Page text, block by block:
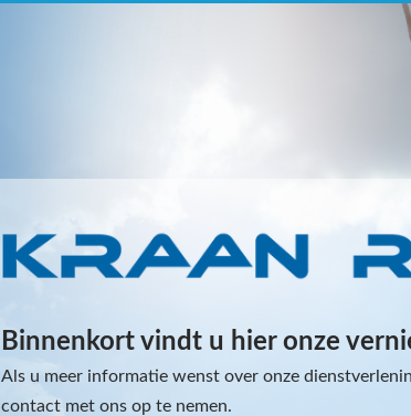
Binnenkort vindt u hier onze
Als u meer informatie wenst over onze
contact met ons op te nemen.